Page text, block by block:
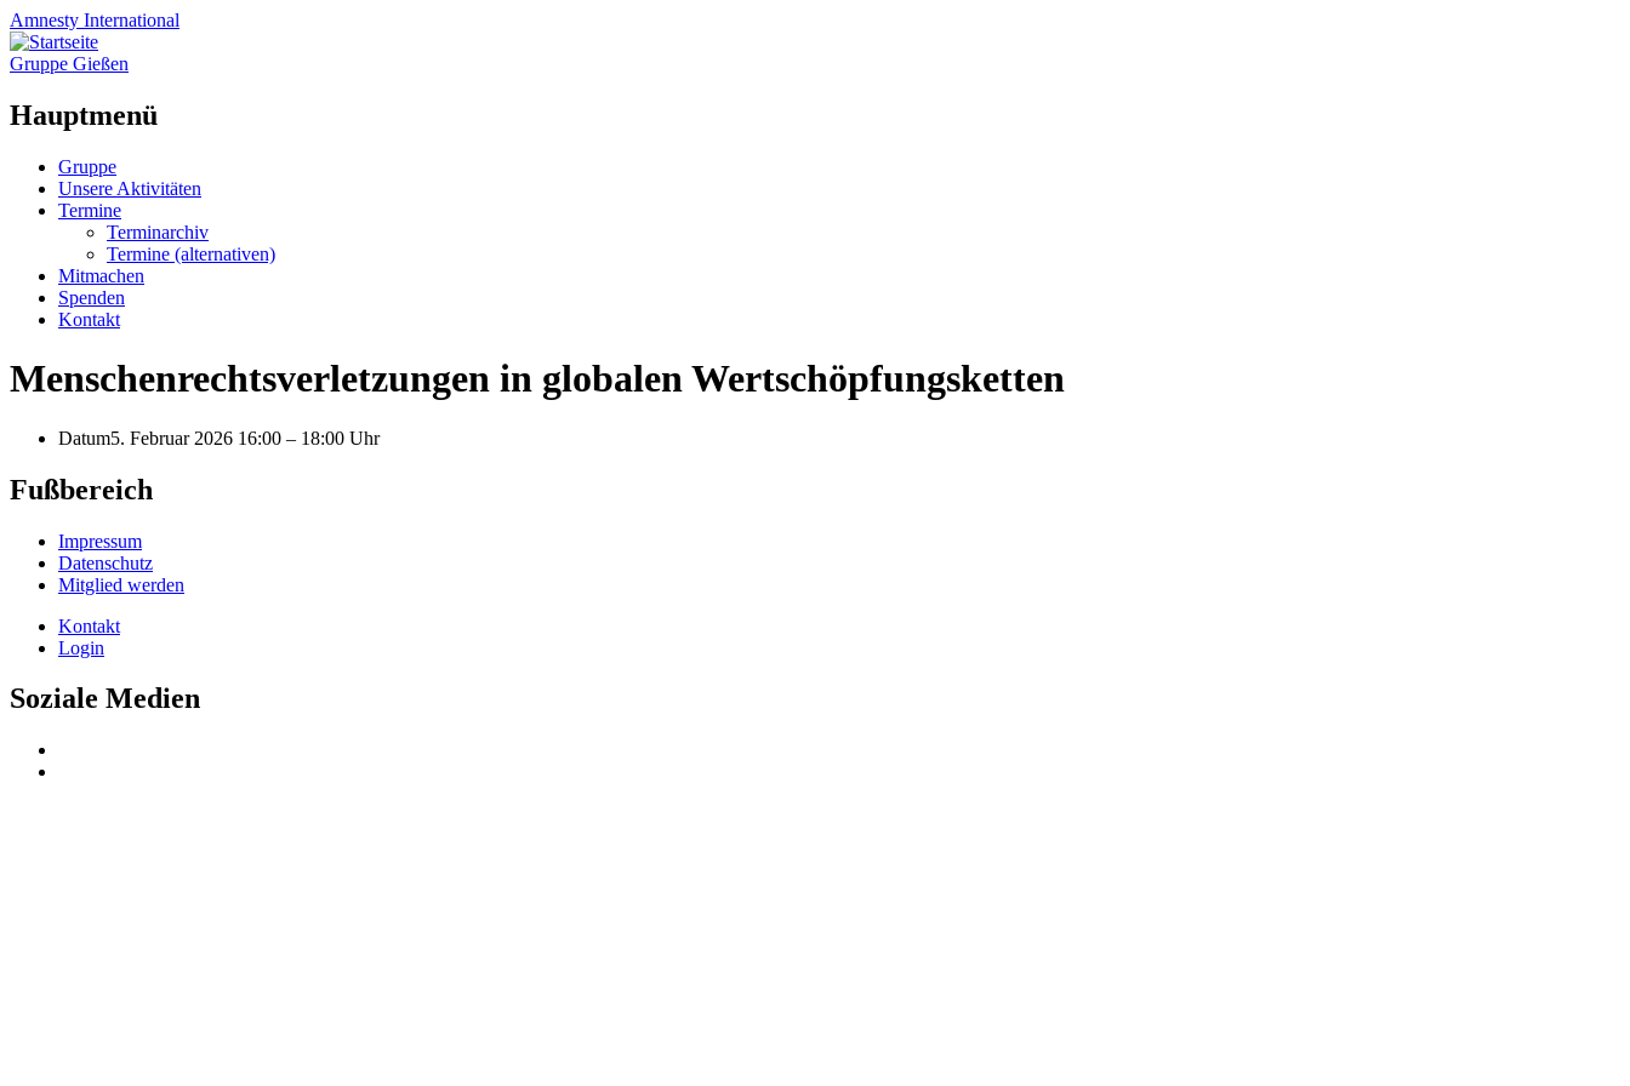
Amnesty International
Gruppe Gießen
Hauptmenü
Zum
Inhalt
springen
Gruppe
Unsere Aktivitäten
Termine
Terminarchiv
Termine (alternativen)
Mitmachen
Spenden
Kontakt
Menschenrechtsverletzungen in globalen Wertschöpfungsketten
Datum5. Februar 2026 16:00 – 18:00 Uhr
Fußbereich
Impressum
Datenschutz
Mitglied werden
Kontakt
Login
Soziale Medien